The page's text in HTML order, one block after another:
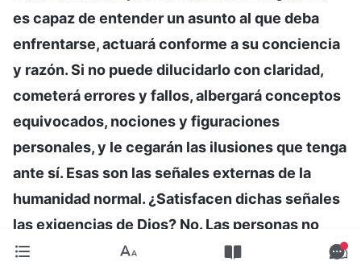
es capaz de entender un asunto al que deba
enfrentarse, actuará conforme a su conciencia
y razón. Si no puede dilucidarlo con claridad,
cometerá errores y fallos, albergará conceptos
equivocados, nociones y figuraciones
personales, y le cegarán las ilusiones que tenga
ante sí. Esas son las señales externas de la
humanidad normal. ¿Satisfacen dichas señales
las exigencias de Dios? No. Las personas no
pueden satisfacer las exigencias de Dios si no